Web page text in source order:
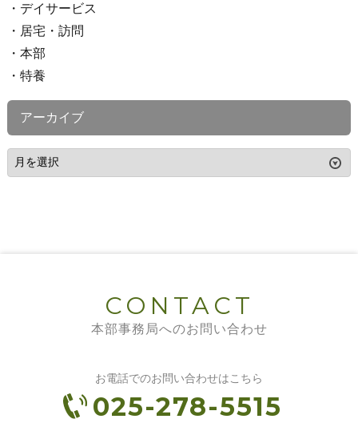
デイサービス
居宅・訪問
本部
特養
アーカイブ
CONTACT
本部事務局へのお問い合わせ
お電話でのお問い合わせはこちら
025-278-5515